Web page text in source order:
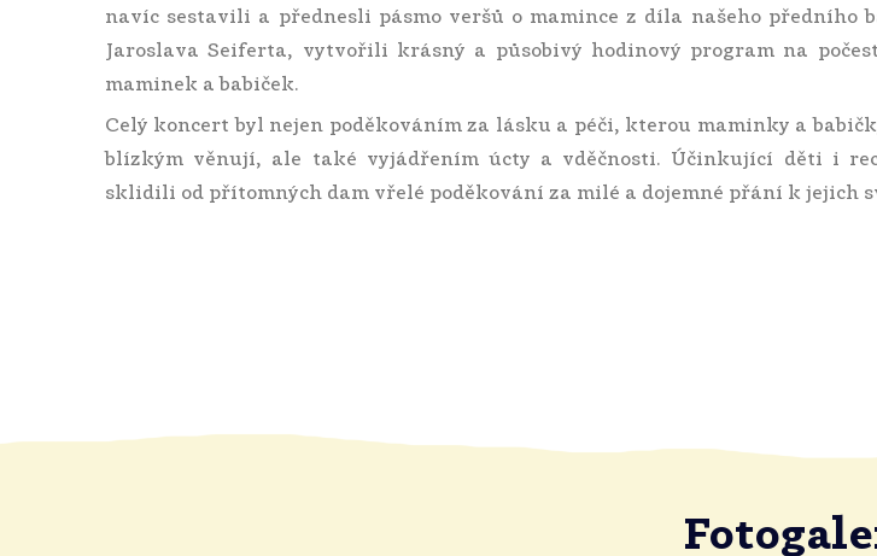
navíc sestavili a přednesli pásmo veršů o mamince z díla našeho předního
Jaroslava Seiferta, vytvořili krásný a působivý hodinový program na
maminek a babiček.
Celý koncert byl nejen poděkováním za lásku a péči, kterou maminky a
blízkým věnují, ale také vyjádřením úcty a vděčnosti. Účinkující děti i
sklidili od přítomných dam vřelé poděkování za milé a dojemné přání k jejich